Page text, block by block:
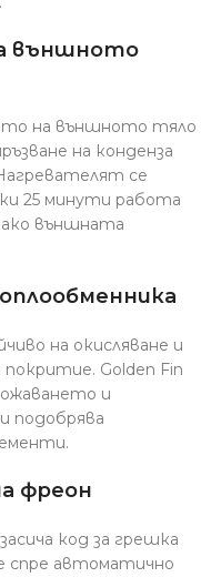
външното
на външното тяло
на конденза
се
25 минути работа
външната
на окисляване и
Golden Fin
и
подобрява
фреон
код за грешка
спре автоматично